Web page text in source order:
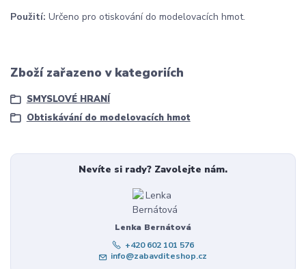
Použití: Určeno pro otiskování do modelovacích hmot.
Zboží zařazeno v kategoriích
SMYSLOVÉ HRANÍ
Obtiskávání do modelovacích hmot
Nevíte si rady? Zavolejte nám.
Lenka Bernátová
+420 602 101 576
info@zabavditeshop.cz